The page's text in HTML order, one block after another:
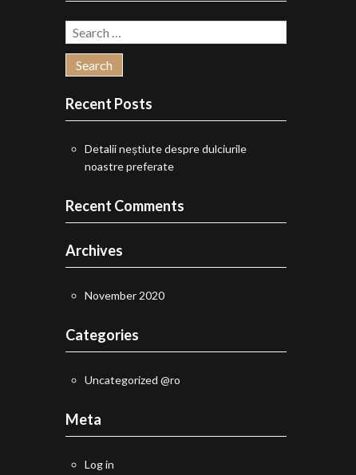
Search
for:
Recent Posts
Detalii neștiute despre dulciurile
noastre preferate
Recent Comments
Archives
November 2020
Categories
Uncategorized @ro
Meta
Log in